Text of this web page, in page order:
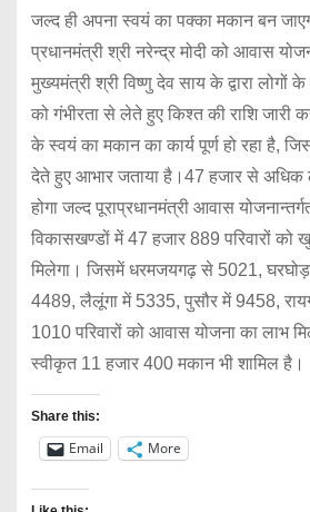
जल्द ही अपना स्वयं का पक्का मकान बन
प्रधानमंत्री श्री नरेन्द्र मोदी को आवास
मुख्यमंत्री श्री विष्णु देव साय के द्वारा
को गंभीरता से लेते हुए किश्त की राशि
के स्वयं का मकान का कार्य पूर्ण हो रहा है,
देते हुए आभार जताया है।47 हजार से अधिक
होगा जल्द पूराप्रधानमंत्री आवास
विकासखण्डों में 47 हजार 889 परिवारों को
मिलेगा। जिसमें धरमजयगढ़ से 5021,
4489, लैलूंगा में 5335, पुसौर में 9458,
1010 परिवारों को आवास योजना का लाभ
स्वीकृत 11 हजार 400 मकान भी शामिल है।
Share this:
Email More